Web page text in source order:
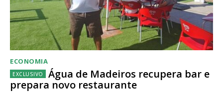
ECONOMIA
Água de Madeiros recupera bar e
prepara novo restaurante